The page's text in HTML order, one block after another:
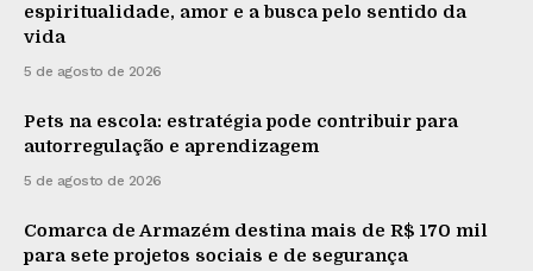
espiritualidade, amor e a busca pelo sentido da
vida
5 de agosto de 2026
Pets na escola: estratégia pode contribuir para
autorregulação e aprendizagem
5 de agosto de 2026
Comarca de Armazém destina mais de R$ 170 mil
para sete projetos sociais e de segurança